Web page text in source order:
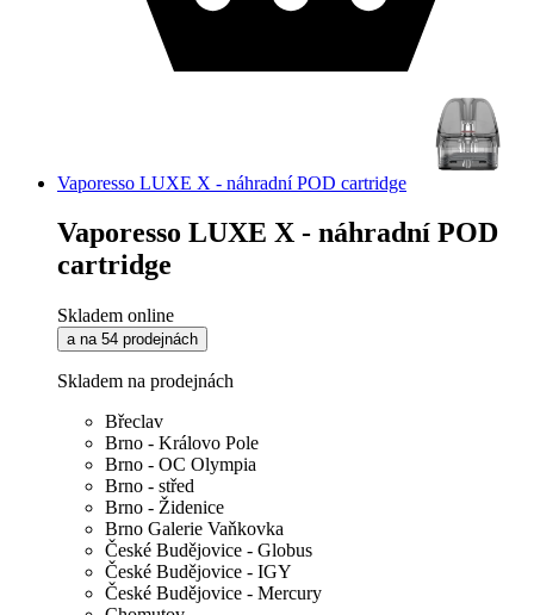
Vaporesso LUXE X - náhradní POD cartridge
Vaporesso LUXE X - náhradní POD
cartridge
Skladem online
a na 54 prodejnách
Skladem na prodejnách
Břeclav
Brno - Královo Pole
Brno - OC Olympia
Brno - střed
Brno - Židenice
Brno Galerie Vaňkovka
České Budějovice - Globus
České Budějovice - IGY
České Budějovice - Mercury